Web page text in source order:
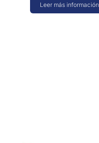
Leer más información